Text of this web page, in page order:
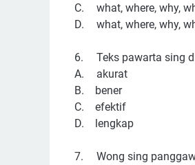
C.
what, where, why,
D.
what, where, why,
6.
Teks pawarta sing
A.
akurat
B. bener
C. efektif
D. lengkap
7.
Wong sing